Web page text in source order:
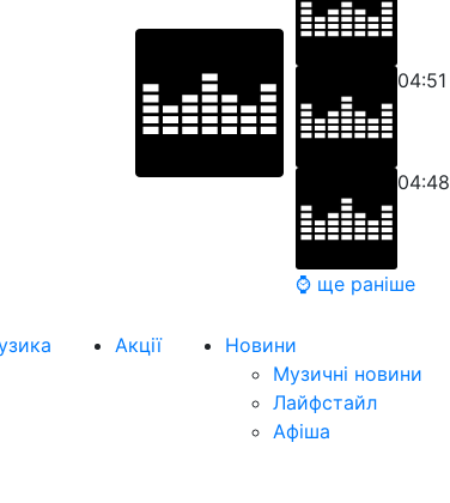
04:51
04:48
⌚ ще раніше
Акції
Новини
Музичні новини
Лайфстайл
Афіша